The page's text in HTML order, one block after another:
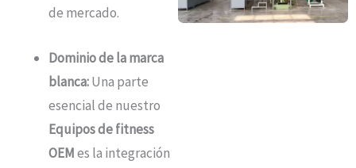
de mercado.
Dominio de la marca
blanca:Una parte
esencial de nuestro
Equipos de fitness
OEMes la integración